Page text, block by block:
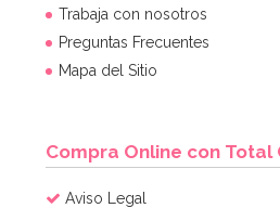
Trabaja con nosotros
Preguntas Frecuentes
Mapa del Sitio
Compra Online con Total
Aviso Legal